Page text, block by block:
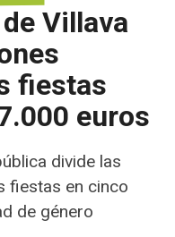
Villava
fiestas
euros
divide las
fiestas en cinco
de género